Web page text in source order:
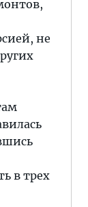
не
в трех